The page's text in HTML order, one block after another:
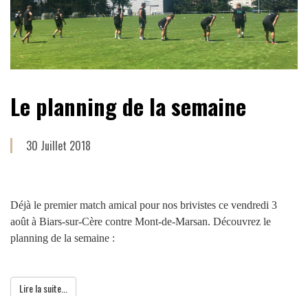
Le planning de la semaine
30 Juillet 2018
Déjà le premier match amical pour nos brivistes ce vendredi 3
août à Biars-sur-Cère contre Mont-de-Marsan. Découvrez le
planning de la semaine :
Lire la suite...